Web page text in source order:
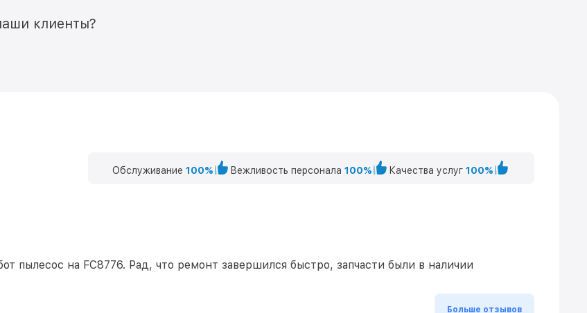
клиенты?
Обслуживание 100% Вежливость персонала 100% Качества услуг 100%
пылесос на FC8776. Рад, что ремонт завершился быстро, запчасти были в наличии
Больше отзывов